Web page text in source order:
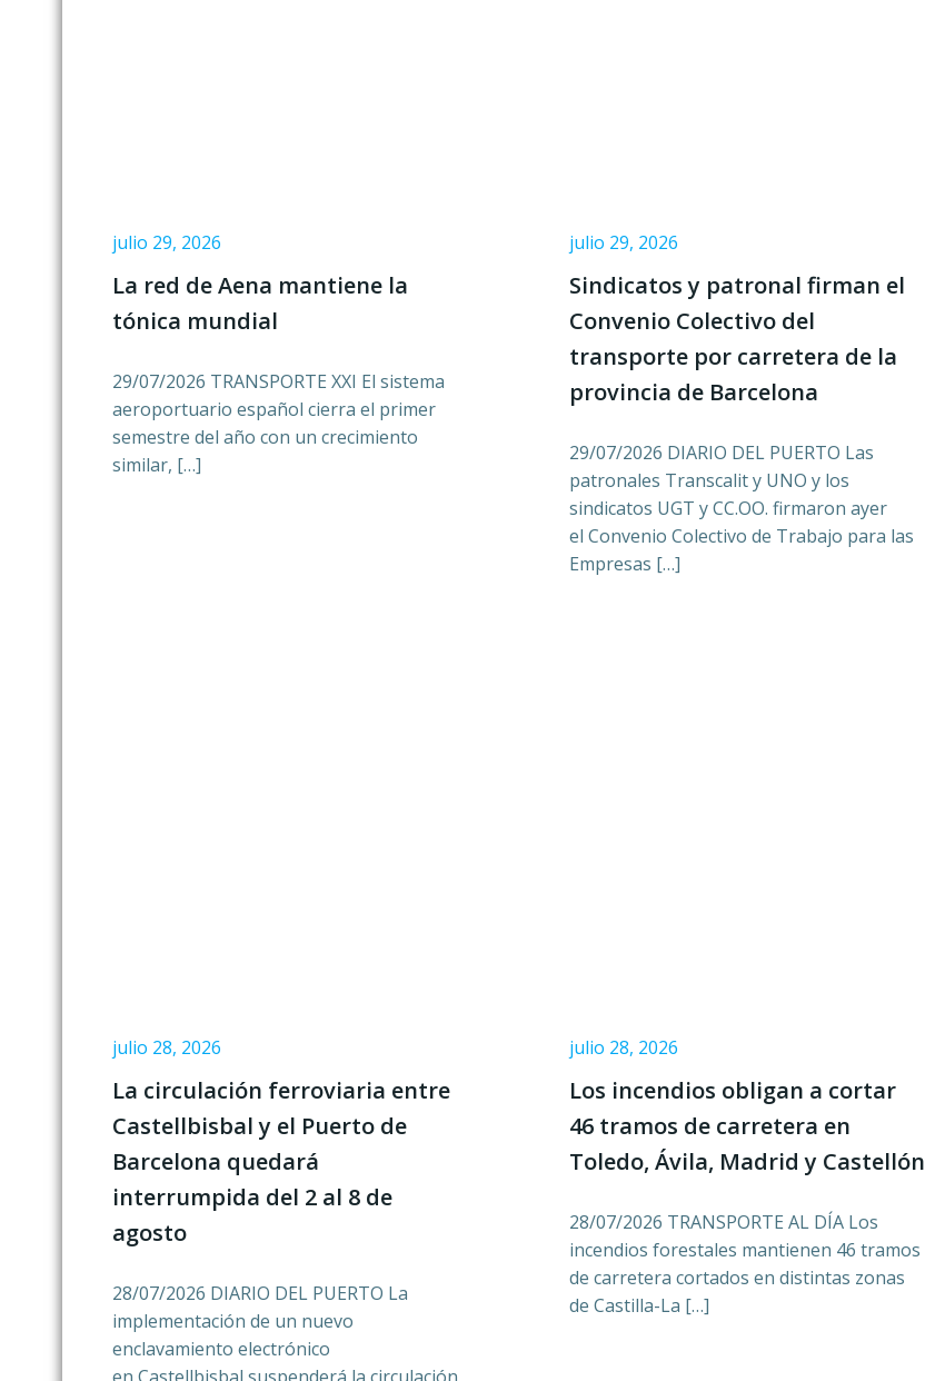
julio 29, 2026
La red de Aena mantiene la
tónica mundial
29/07/2026 TRANSPORTE XXI El sistema
aeroportuario español cierra el primer
semestre del año con un crecimiento
similar, […]
julio 29, 2026
Sindicatos y patronal firman el
Convenio Colectivo del
transporte por carretera de la
provincia de Barcelona
29/07/2026 DIARIO DEL PUERTO Las
patronales Transcalit y UNO y los
sindicatos UGT y CC.OO. firmaron ayer
el Convenio Colectivo de Trabajo para las
Empresas […]
julio 28, 2026
La circulación ferroviaria entre
Castellbisbal y el Puerto de
Barcelona quedará
interrumpida del 2 al 8 de
agosto
28/07/2026 DIARIO DEL PUERTO La
implementación de un nuevo
enclavamiento electrónico
julio 28, 2026
Los incendios obligan a cortar
46 tramos de carretera en
Toledo, Ávila, Madrid y Castellón
28/07/2026 TRANSPORTE AL DÍA Los
incendios forestales mantienen 46 tramos
de carretera cortados en distintas zonas
de Castilla-La […]